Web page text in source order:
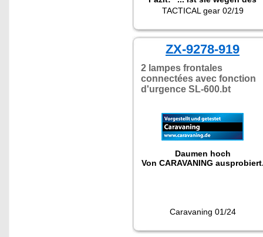
günstigen Preises
empfehlenswert."
TACTICAL gear 02/19
ZX-9278-919
2 lampes frontales
connectées avec fonction
d'urgence SL-600.bt
Daumen hoch
Von CARAVANING
Caravaning 01/24